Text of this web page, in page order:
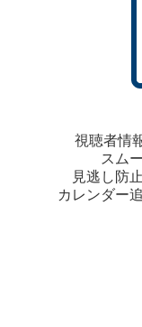
視聴者情
スム
見逃し防
カレンダー